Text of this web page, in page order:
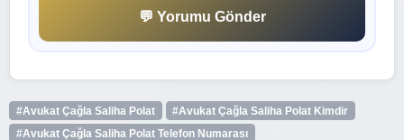
💬 Yorumu Gönder
#Avukat Çağla Saliha Polat
#Avukat Çağla Saliha Polat Kimdir
#Avukat Çağla Saliha Polat Telefon Numarası